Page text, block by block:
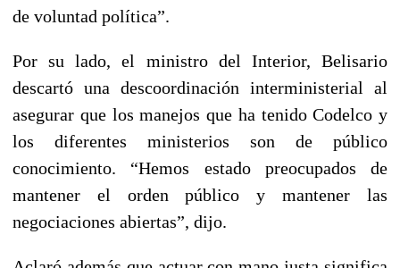
de voluntad política”.
Por su lado, el ministro del Interior, Belisario
descartó una descoordinación interministerial al
asegurar que los manejos que ha tenido Codelco y
los diferentes ministerios son de público
conocimiento. “Hemos estado preocupados de
mantener el orden público y mantener las
negociaciones abiertas”, dijo.